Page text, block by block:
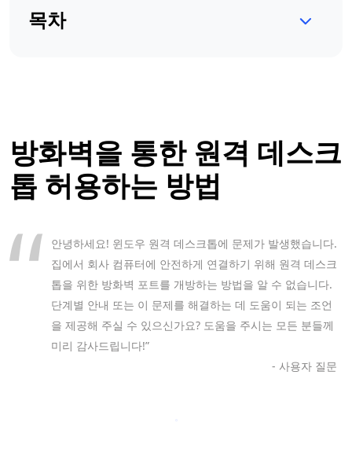
목차
방화벽을 통한 원격 데스크
톱 허용하는 방법
안녕하세요! 윈도우 원격 데스크톱에 문제가 발생했습니다.
집에서 회사 컴퓨터에 안전하게 연결하기 위해 원격 데스크
톱을 위한 방화벽 포트를 개방하는 방법을 알 수 없습니다.
단계별 안내 또는 이 문제를 해결하는 데 도움이 되는 조언
을 제공해 주실 수 있으신가요? 도움을 주시는 모든 분들께
미리 감사드립니다!”
- 사용자 질문